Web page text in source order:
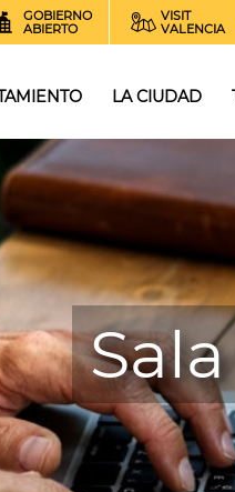
GOBIERNO
ABIERTO
VISIT
VALENCIA
LA CIUDAD